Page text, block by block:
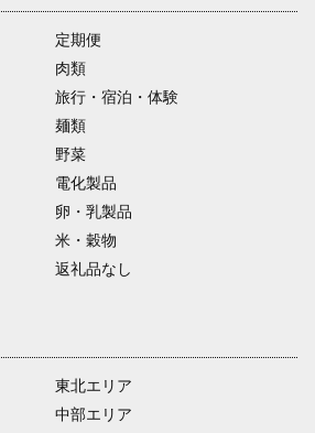
定期便
肉類
旅行・宿泊・体験
麺類
野菜
電化製品
卵・乳製品
米・穀物
返礼品なし
東北エリア
中部エリア